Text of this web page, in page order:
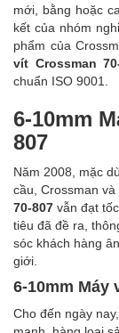
mới, bằng hoặc
kết của nhóm
phẩm của
vít Crossman
chuẩn ISO 9001.
6-10mm
807
Năm 2008, mặc
cầu, Crossman và
70-807 vẫn đạt
tiêu đã đề ra,
sóc khách hàng
giới.
6-10mm Máy
Cho đến ngày